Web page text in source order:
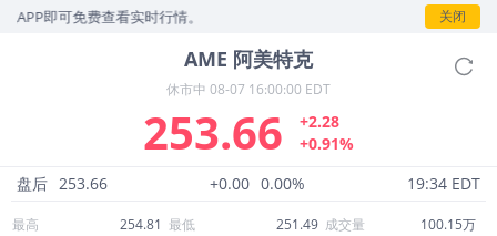
即可免费查看实时行情。 关闭
AME 阿美特克
休市中 08-07 16:00:00 EDT
253.66
+2.28
+0.91%
盘后 253.66 +0.00 0.00% 19:34 EDT
最高 254.81 最低 251.49 成交量
100.15万